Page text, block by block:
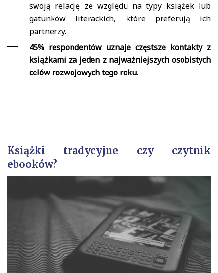
swoją relację ze względu na typy książek lub
gatunków literackich, które preferują ich
partnerzy.
45% respondentów uznaje częstsze kontakty z
książkami za jeden z najważniejszych osobistych
celów rozwojowych tego roku.
Książki tradycyjne czy czytnik
ebooków?